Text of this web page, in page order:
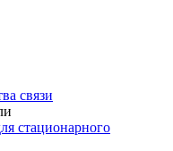
связи
стационарного